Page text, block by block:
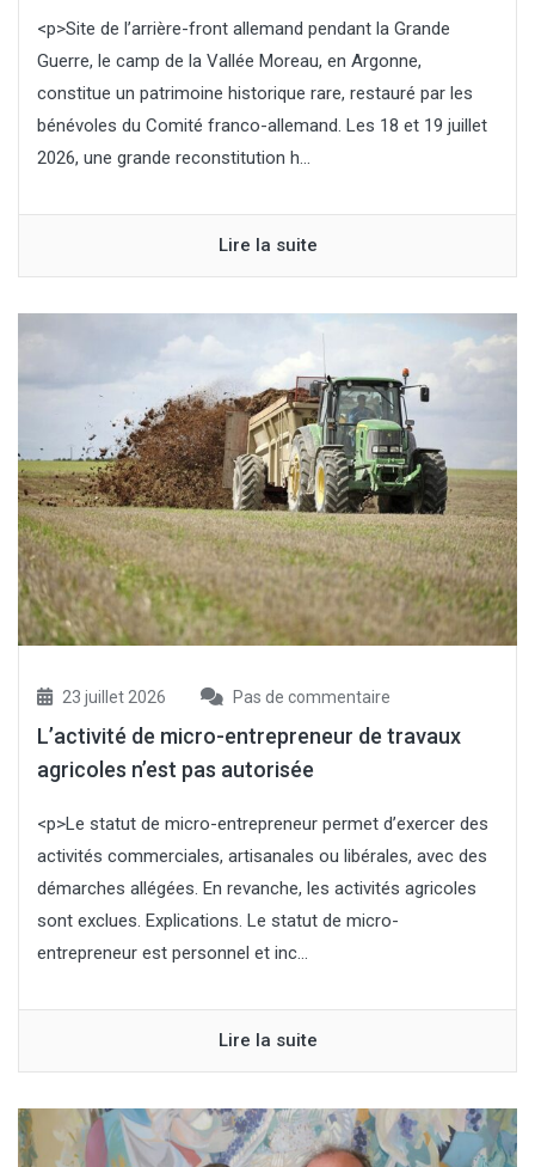
<p>Site de l’arrière-front allemand pendant la Grande
Guerre, le camp de la Vallée Moreau, en Argonne,
constitue un patrimoine historique rare, restauré par les
bénévoles du Comité franco-allemand. Les 18 et 19 juillet
2026, une grande reconstitution h...
Lire la suite
23 juillet 2026 Pas de commentaire
L’activité de micro-entrepreneur de travaux
agricoles n’est pas autorisée
<p>Le statut de micro-entrepreneur permet d’exercer des
activités commerciales, artisanales ou libérales, avec des
démarches allégées. En revanche, les activités agricoles
sont exclues. Explications. Le statut de micro-
entrepreneur est personnel et inc...
Lire la suite